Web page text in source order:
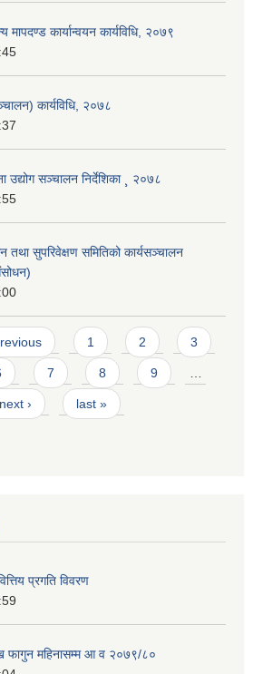
मापदण्ड कार्यान्वयन कार्यविधि, २०७९
कार्यविधि, २०७८
उद्योग सञ्चालन निर्देशिका ¸ २०७८
सुपरिवेक्षण समितिको कार्यसञ्चालन
1 2 3
7 8 9
next › last »
प्रगति विवरण
फागुन महिनासम्म आ व २०७९/८०